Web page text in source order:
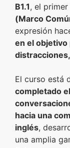
B1.1, el primer
(Marco
expresión
en el objetivo
El curso está
completado
hacia una
inglés,
una amplia